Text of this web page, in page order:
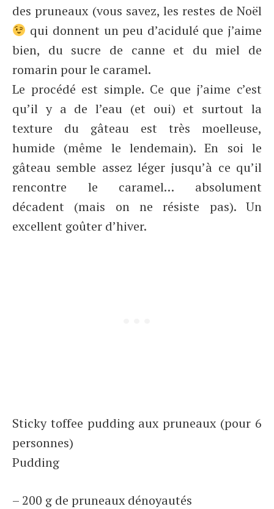
des pruneaux (vous savez, les restes de Noël
qui donnent un peu d’acidulé que j’aime
bien, du sucre de canne et du miel de
romarin pour le caramel.
Le procédé est simple. Ce que j’aime c’est
qu’il y a de l’eau (et oui) et surtout la
texture du gâteau est très moelleuse,
humide (même le lendemain). En soi le
gâteau semble assez léger jusqu’à ce qu’il
rencontre le caramel… absolument
décadent (mais on ne résiste pas). Un
excellent goûter d’hiver.
Sticky toffee pudding aux pruneaux (pour 6
personnes)
Pudding
– 200 g de pruneaux dénoyautés